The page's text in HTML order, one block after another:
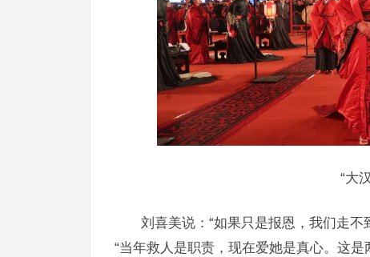
“大
刘喜美说：“如果只是报恩，我们走不
“当年救人是职责，现在爱她是真心。这是